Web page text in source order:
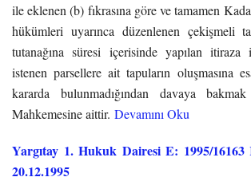
ile eklenen (b) fıkrasına göre ve tamamen
hükümleri uyarınca düzenlenen çekişmeli
tutanağına süresi içerisinde yapılan
istenen parsellere ait tapuların oluşmasına
kararda bulunmadığından davaya
Mahkemesine aittir. Devamını Oku
Yargıtay 1. Hukuk Dairesi E: 1995/16163
20.12.1995